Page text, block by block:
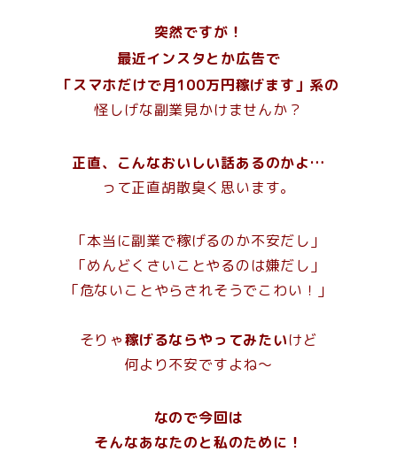
突然ですが！
最近インスタとか広告で
「スマホだけで月100万円稼げます」系の
怪しげな副業見かけませんか？
正直、こんなおいしい話あるのかよ…
って正直胡散臭く思います。
「本当に副業で稼げるのか不安だし」
「めんどくさいことやるのは嫌だし」
「危ないことやらされそうでこわい！」
そりゃ稼げるならやってみたいけど
何より不安ですよね～
なので今回は
そんなあなたのと私のために！